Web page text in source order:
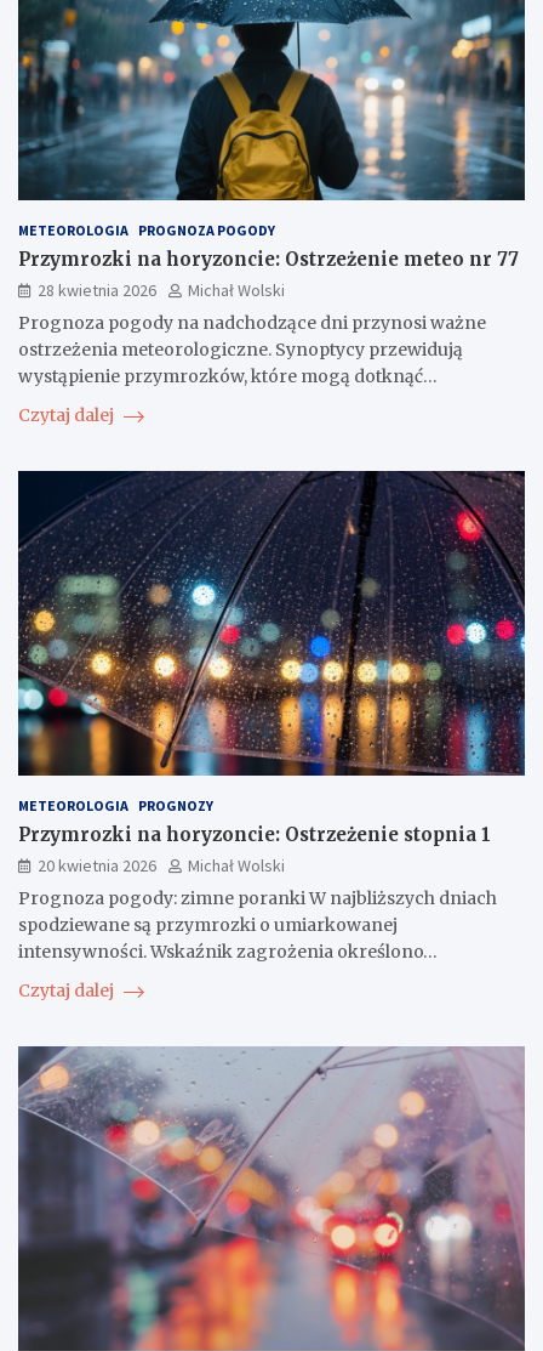
METEOROLOGIA PROGNOZA POGODY
Przymrozki na horyzoncie: Ostrzeżenie meteo nr 77
28 kwietnia 2026
Michał Wolski
Prognoza pogody na nadchodzące dni przynosi ważne
ostrzeżenia meteorologiczne. Synoptycy przewidują
wystąpienie przymrozków, które mogą dotknąć…
Czytaj dalej
METEOROLOGIA PROGNOZY
Przymrozki na horyzoncie: Ostrzeżenie stopnia 1
20 kwietnia 2026
Michał Wolski
Prognoza pogody: zimne poranki W najbliższych dniach
spodziewane są przymrozki o umiarkowanej
intensywności. Wskaźnik zagrożenia określono…
Czytaj dalej